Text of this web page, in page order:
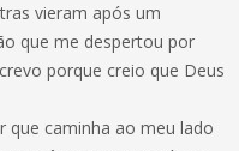
vieram após um
que me despertou por
porque creio que Deus
que caminha ao meu lado